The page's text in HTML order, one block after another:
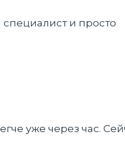
и просто
уже через час.